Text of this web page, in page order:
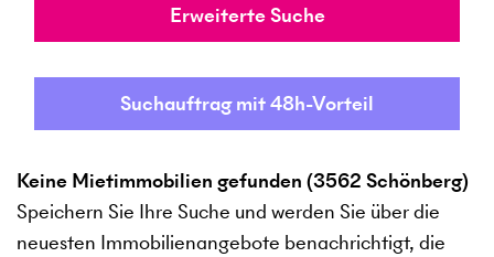
Erweiterte Suche
Suchauftrag mit 48h-Vorteil
Keine Mietimmobilien gefunden (3562 Schönberg)
Speichern Sie Ihre Suche und werden Sie über die
neuesten Immobilienangebote benachrichtigt, die